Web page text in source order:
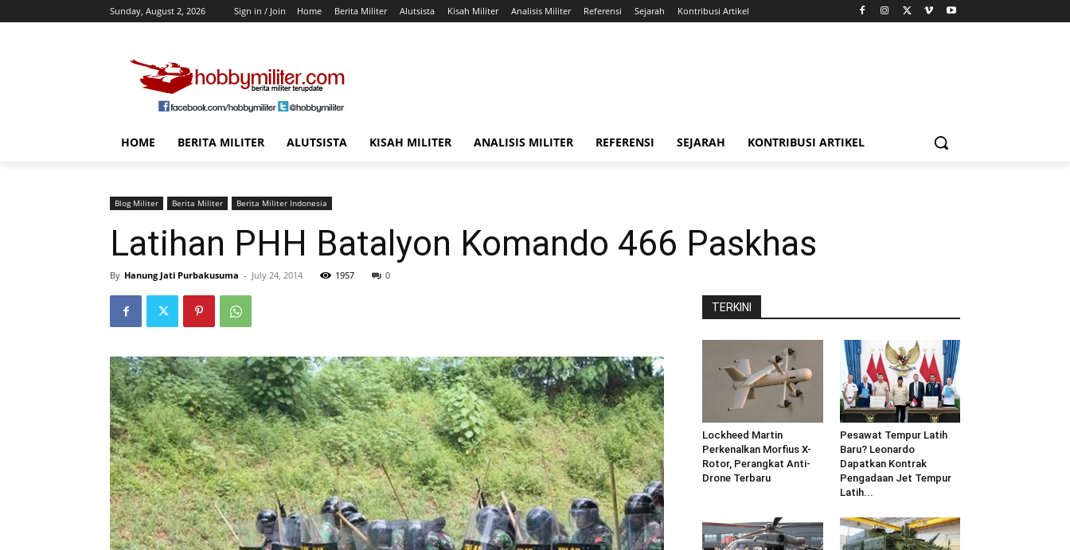
Sunday, August 2, 2026 Sign in / Join Home Berita Militer Alutsista Kisah Militer Analisis Militer Referensi Sejarah Kontribusi Artikel
HOME BERITA MILITER ALUTSISTA KISAH MILITER ANALISIS MILITER REFERENSI SEJARAH KONTRIBUSI ARTIKEL
Blog Militer Berita Militer Berita Militer Indonesia
Latihan PHH Batalyon Komando 466 Paskhas
By Hanung Jati Purbakusuma - July 24, 2014 1957 0
TERKINI
Lockheed Martin
Perkenalkan Morfius X-
Rotor, Perangkat Anti-
Drone Terbaru
Pesawat Tempur Latih
Baru? Leonardo
Dapatkan Kontrak
Pengadaan Jet Tempur
Latih...